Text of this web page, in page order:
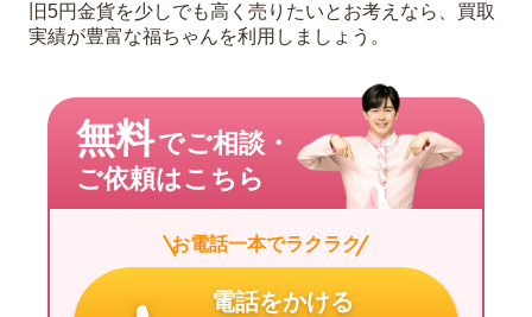
旧5円金貨を少しでも高く売りたいとお考えなら、買取
実績が豊富な福ちゃんを利用しましょう。
無料でご相談・
ご依頼はこちら
お電話一本でラクラク
電話をかける